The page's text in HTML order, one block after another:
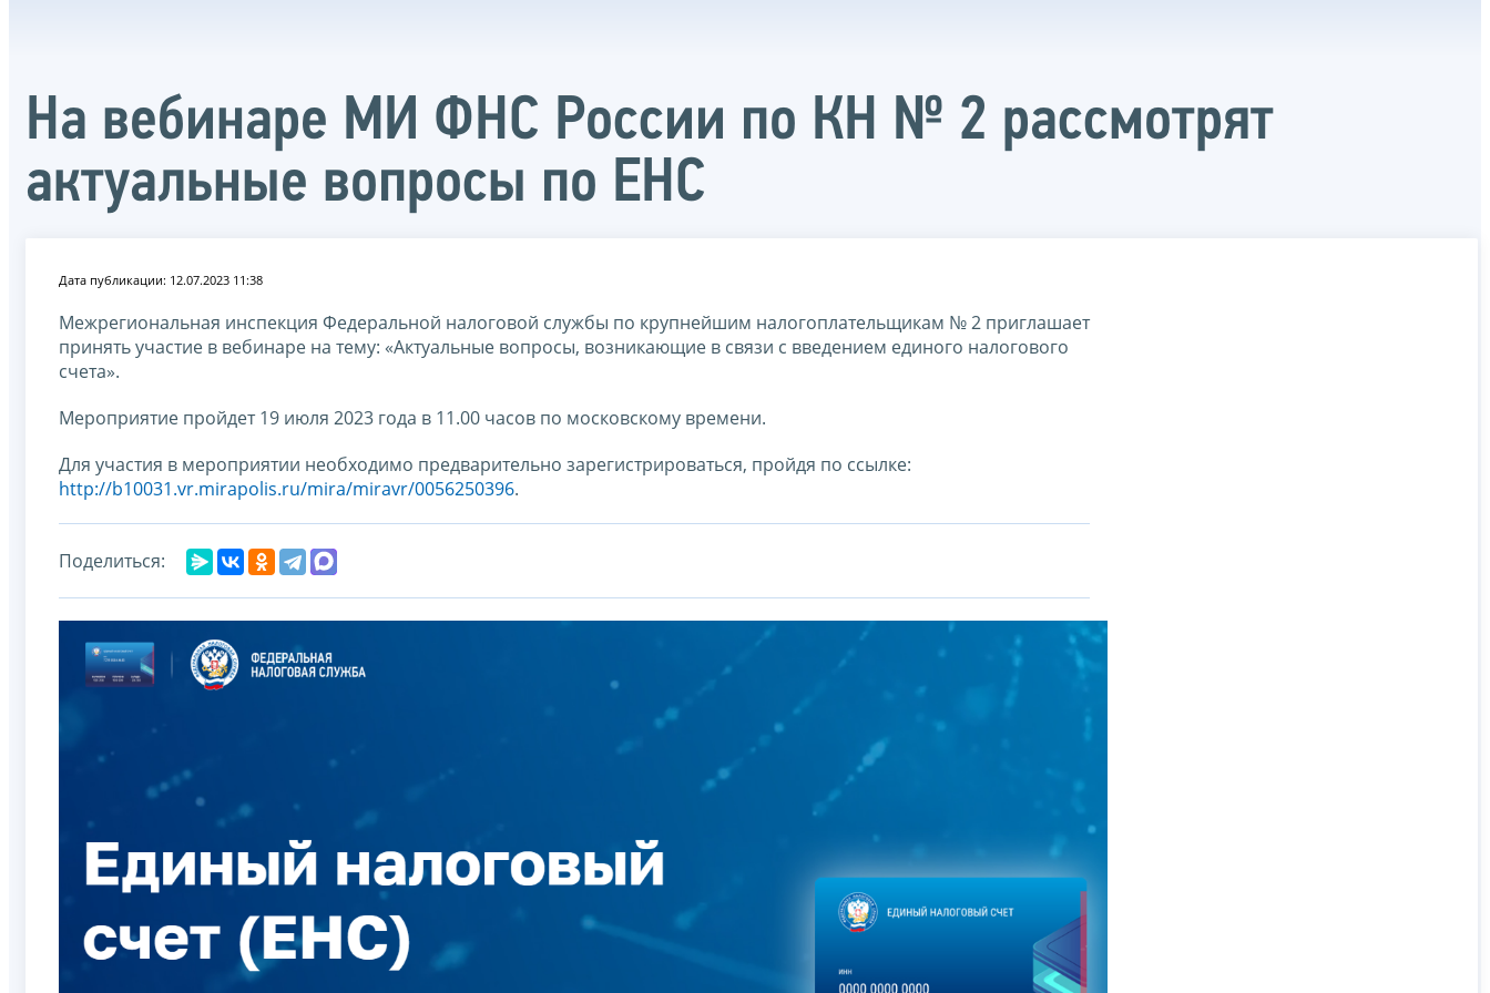
На вебинаре МИ ФНС России по КН № 2 рассмотрят
актуальные вопросы по ЕНС
Дата публикации: 12.07.2023 11:38
Межрегиональная инспекция Федеральной налоговой службы по крупнейшим налогоплательщикам № 2 приглашает
принять участие в вебинаре на тему: «Актуальные вопросы, возникающие в связи с введением единого налогового
счета».
Мероприятие пройдет 19 июля 2023 года в 11.00 часов по московскому времени.
Для участия в мероприятии необходимо предварительно зарегистрироваться, пройдя по ссылке:
http://b10031.vr.mirapolis.ru/mira/miravr/0056250396.
Поделиться: